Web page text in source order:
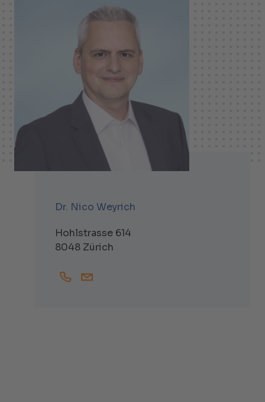
Dr. Nico Weyrich
Hohlstrasse 614
8048 Zürich
+41447438394
Nico.Weyrich@helbling.ch